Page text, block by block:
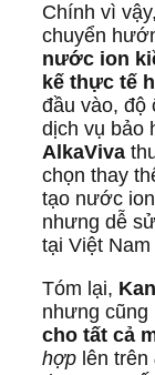
Chính vì
chuyển
nước ion
kế thực tế
đầu vào, độ
dịch vụ bảo
AlkaViva
chọn thay
tạo nước
nhưng dễ
tại Việt
Tóm lại,
nhưng cũng
cho tất cả
hợplên trên